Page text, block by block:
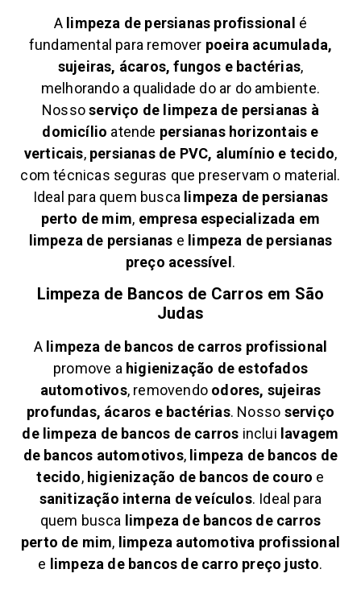
A limpeza de persianas profissional é
fundamental para remover poeira acumulada,
sujeiras, ácaros, fungos e bactérias,
melhorando a qualidade do ar do ambiente.
Nossoserviço de limpeza de persianas à
domicílio atende persianas horizontais e
verticais, persianas de PVC, alumínio e tecido,
com técnicas seguras que preservam o material.
Ideal para quem busca limpeza de persianas
perto de mim, empresa especializada em
limpeza de persianas e limpeza de persianas
preço acessível.
Limpeza de Bancos de Carros em São
Judas
A limpeza de bancos de carros profissional
promove a higienização de estofados
automotivos, removendo odores, sujeiras
profundas, ácaros e bactérias. Nosso serviço
de limpeza de bancos de carros inclui lavagem
de bancos automotivos, limpeza de bancos de
tecido, higienização de bancos de couro e
sanitização interna de veículos. Ideal para
quem busca limpeza de bancos de carros
perto de mim, limpeza automotiva profissional
e limpeza de bancos de carro preço justo.